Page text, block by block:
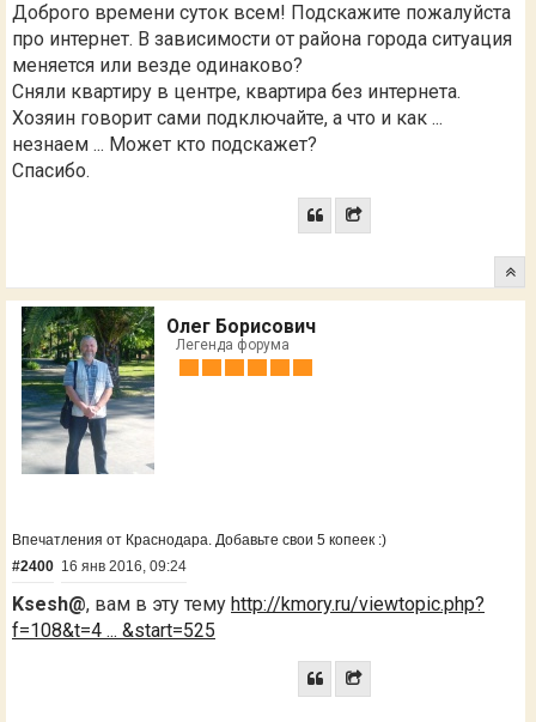
Доброго времени суток всем! Подскажите пожалуйста
про интернет. В зависимости от района города ситуация
меняется или везде одинаково?
Сняли квартиру в центре, квартира без интернета.
Хозяин говорит сами подключайте, а что и как ...
незнаем ... Может кто подскажет?
Спасибо.
Олег Борисович
Легенда форума
Впечатления от Краснодара. Добавьте свои 5 копеек :)
#2400 16 янв 2016, 09:24
Ksesh@, вам в эту тему http://kmory.ru/viewtopic.php?
f=108&t=4 ... &start=525